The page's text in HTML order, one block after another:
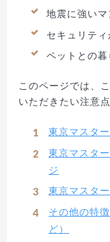
地震に強い
セキュリテ
ペットとの
このページでは、
いただきたい注意
東京マスタ
東京マスタ
ジ
東京マスタ
その他の特
ど）